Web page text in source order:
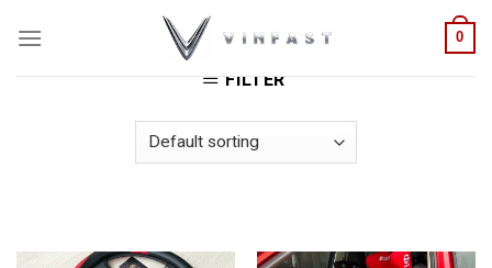
0
HOME / PHỤ KIỆN
FILTER